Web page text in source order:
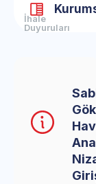
İhale
Duyuruları
Ana